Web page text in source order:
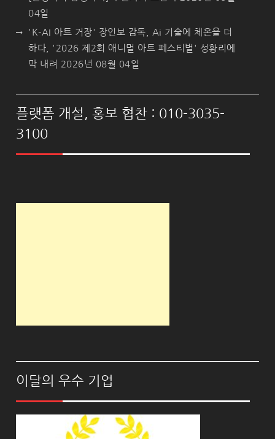
04일
'K-AI 아트 거장' 장인보 감독, Ai 기술에 체온을 더
하다, '2026 제2회 애니멀 아트 페스티벌' 성황리에
막 내려 2026년 08월 04일
플랫폼 개설, 홍보 협찬 : 010-3035-
3100
이달의 우수 기업